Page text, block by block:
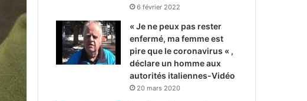
6 février 2022
« Je ne peux pas rester
enfermé, ma femme est
pire que le coronavirus « ,
déclare un homme aux
autorités italiennes-Vidéo
20 mars 2020